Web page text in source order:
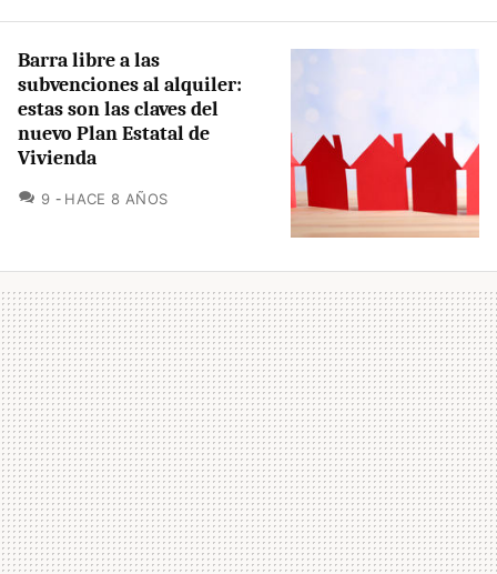
Barra libre a las
subvenciones al alquiler:
estas son las claves del
nuevo Plan Estatal de
Vivienda
9 COMENTARIOS
HACE 8 AÑOS